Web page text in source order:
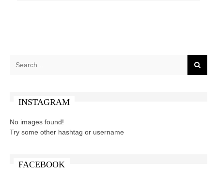
INSTAGRAM
No images found!
Try some other hashtag or username
FACEBOOK